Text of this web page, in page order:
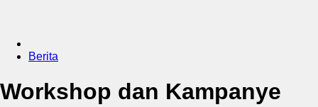
Berita
Workshop dan Kampanye